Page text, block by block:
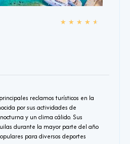
★ ★ ★ ★ ★
reclamos turísticos en la
por sus actividades de
y un clima cálido. Sus
durante la mayor parte del año
para diversos deportes